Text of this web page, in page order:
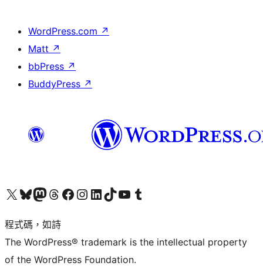
WordPress.com ↗
Matt ↗
bbPress ↗
BuddyPress ↗
查看我們的 X (之前的 Twitter) 帳號造訪我們的 Bluesky 帳號造訪我們的 Mastodon 帳號造訪我們的 Threads 帳號 造訪我們的 Facebook 粉絲專頁Visit our Instagram account
Visit our LinkedIn account
造訪我們的 TikTok 帳號Visit our YouTube channel
造訪我們的 Tumblr 帳號
程式碼，如詩
The WordPress® trademark is the intellectual property
of the WordPress Foundation.